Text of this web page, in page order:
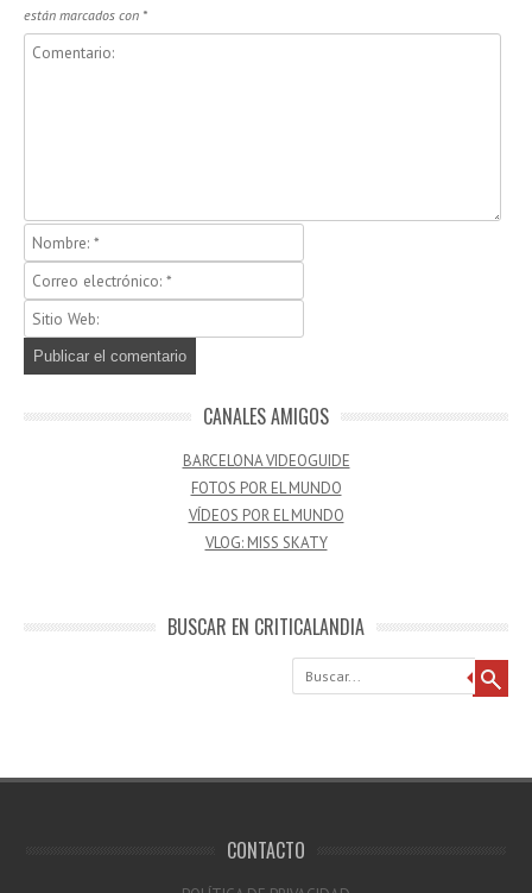
están marcados con *
CANALES AMIGOS
BARCELONA VIDEOGUIDE
FOTOS POR EL MUNDO
VÍDEOS POR EL MUNDO
VLOG: MISS SKATY
BUSCAR EN CRITICALANDIA
Buscar
CONTACTO